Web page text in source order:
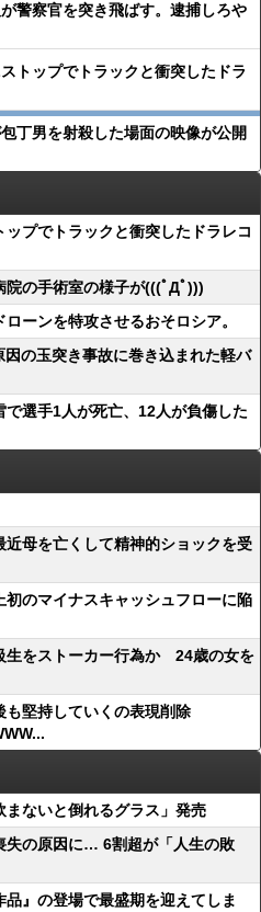
警察官を突き飛ばす。逮捕しろや
トップでトラックと衝突したドラ
丁男を射殺した場面の映像が公開
ップでトラックと衝突したドラレコ
院の手術室の様子が(((ﾟДﾟ)))
ーンを特攻させるおそロシア。
因の玉突き事故に巻き込まれた軽バ
で選手1人が死亡、12人が負傷した
近母を亡くして精神的ショックを受
のマイナスキャッシュフローに陥
生をストーカー行為か 24歳の女を
も堅持していくの表現削除
まないと倒れるグラス」発売
失の原因に… 6割超が「人生の敗
品』の登場で最盛期を迎えてしま